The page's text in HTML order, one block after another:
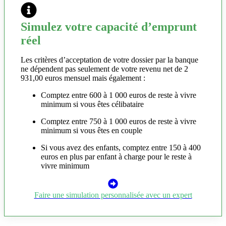
Simulez votre capacité d’emprunt
réel
Les critères d’acceptation de votre dossier par la banque
ne dépendent pas seulement de votre revenu net de 2
931,00 euros mensuel mais également :
Comptez entre 600 à 1 000 euros de reste à vivre
minimum si vous êtes célibataire
Comptez entre 750 à 1 000 euros de reste à vivre
minimum si vous êtes en couple
Si vous avez des enfants, comptez entre 150 à 400
euros en plus par enfant à charge pour le reste à
vivre minimum
Faire une simulation personnalisée avec un expert